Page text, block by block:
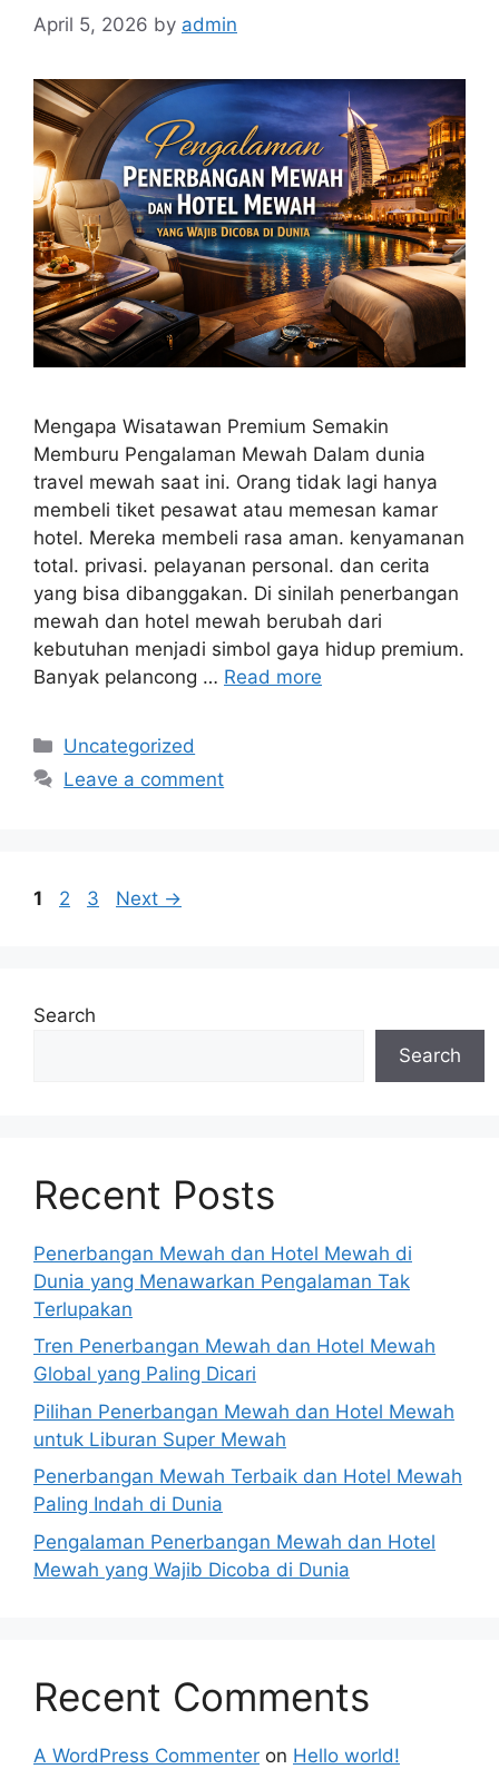
April 5, 2026 by admin
Mengapa Wisatawan Premium Semakin
Memburu Pengalaman Mewah Dalam dunia
travel mewah saat ini. Orang tidak lagi hanya
membeli tiket pesawat atau memesan kamar
hotel. Mereka membeli rasa aman. kenyamanan
total. privasi. pelayanan personal. dan cerita
yang bisa dibanggakan. Di sinilah penerbangan
mewah dan hotel mewah berubah dari
kebutuhan menjadi simbol gaya hidup premium.
Banyak pelancong … Read more
Categories
Uncategorized
Leave a comment
Page
1 Page
2 Page
3 Next →
Search
Search
Recent Posts
Penerbangan Mewah dan Hotel Mewah di
Dunia yang Menawarkan Pengalaman Tak
Terlupakan
Tren Penerbangan Mewah dan Hotel Mewah
Global yang Paling Dicari
Pilihan Penerbangan Mewah dan Hotel Mewah
untuk Liburan Super Mewah
Penerbangan Mewah Terbaik dan Hotel Mewah
Paling Indah di Dunia
Pengalaman Penerbangan Mewah dan Hotel
Mewah yang Wajib Dicoba di Dunia
Recent Comments
A WordPress Commenter on Hello world!